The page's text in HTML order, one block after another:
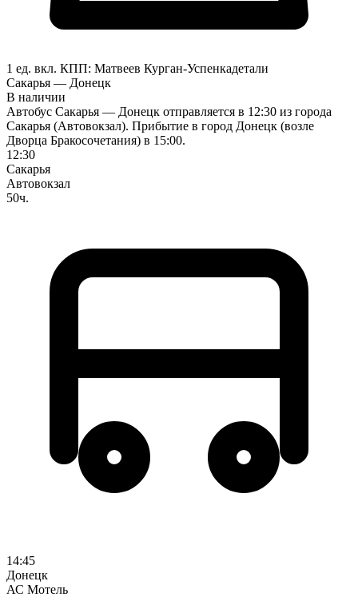
1 ед. вкл. КПП: Матвеев Курган-Успенкадетали
Сакарья — Донецк
В наличии
Автобус Сакарья — Донецк отправляется в 12:30 из города
Сакарья (Автовокзал). Прибытие в город Донецк (возле
Дворца Бракосочетания) в 15:00.
12:30
Сакарья
Автовокзал
50ч.
14:45
Донецк
АС Мотель